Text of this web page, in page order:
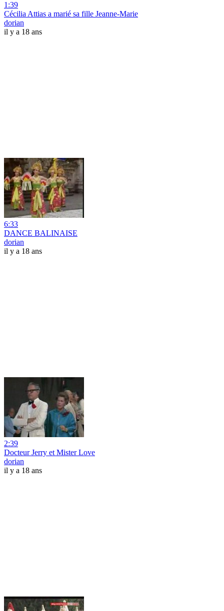
1:39
Cécilia Attias a marié sa fille Jeanne-Marie
dorian
il y a 18 ans
6:33
DANCE BALINAISE
dorian
il y a 18 ans
2:39
Docteur Jerry et Mister Love
dorian
il y a 18 ans